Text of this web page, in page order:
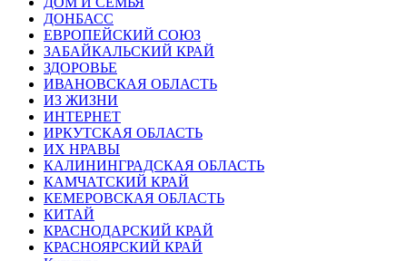
ДОНБАСС
ЕВРОПЕЙСКИЙ СОЮЗ
ЗАБАЙКАЛЬСКИЙ КРАЙ
ЗДОРОВЬЕ
ИВАНОВСКАЯ ОБЛАСТЬ
ИЗ ЖИЗНИ
ИНТЕРНЕТ
ИРКУТСКАЯ ОБЛАСТЬ
ИХ НРАВЫ
КАЛИНИНГРАДCКАЯ ОБЛАСТЬ
КАМЧАТСКИЙ КРАЙ
КЕМЕРОВСКАЯ ОБЛАСТЬ
КИТАЙ
КРАСНОДАРСКИЙ КРАЙ
КРАСНОЯРСКИЙ КРАЙ